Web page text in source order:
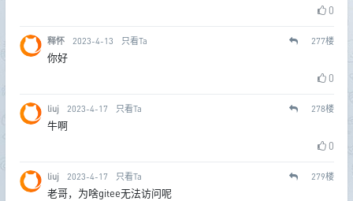
0
释怀 2023-4-13 只看Ta 277楼
你好
0
liuj 2023-4-17 只看Ta 278楼
牛啊
0
liuj 2023-4-17 只看Ta 279楼
老哥，为啥gitee无法访问呢